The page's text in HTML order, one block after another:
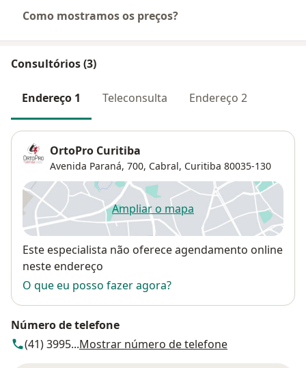
Como mostramos os preços?
Consultórios (3)
Endereço 1 Teleconsulta Endereço 2
OrtoPro Curitiba
Avenida Paraná, 700, Cabral, Curitiba 80035-130
Ampliar o mapaabre num novo separador
Disponibilidade
Este especialista não oferece agendamento online
neste endereço
O que eu posso fazer agora?
Número de telefone
(41) 3995...Mostrar número de telefone